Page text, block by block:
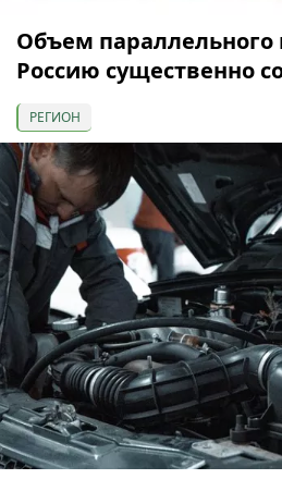
Объем параллельного
Россию существенно
РЕГИОН